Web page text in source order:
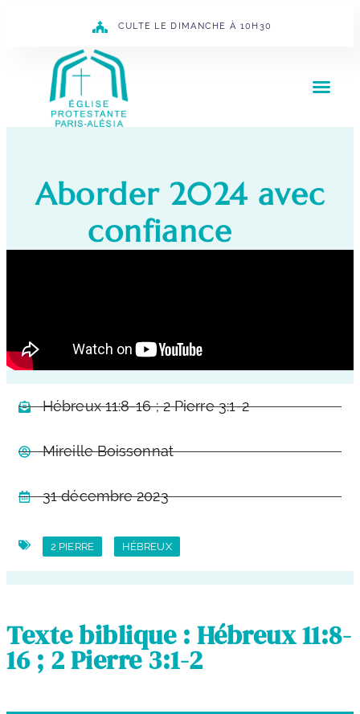
CULTE LE DIMANCHE À 10H30
Aborder 2024 avec
confiance
Hébreux 11:8-16 ; 2 Pierre 3:1-2
Mireille Boissonnat
31 décembre 2023
2 PIERRE HÉBREUX
Texte biblique : Hébreux 11:8-
16 ; 2 Pierre 3:1-2